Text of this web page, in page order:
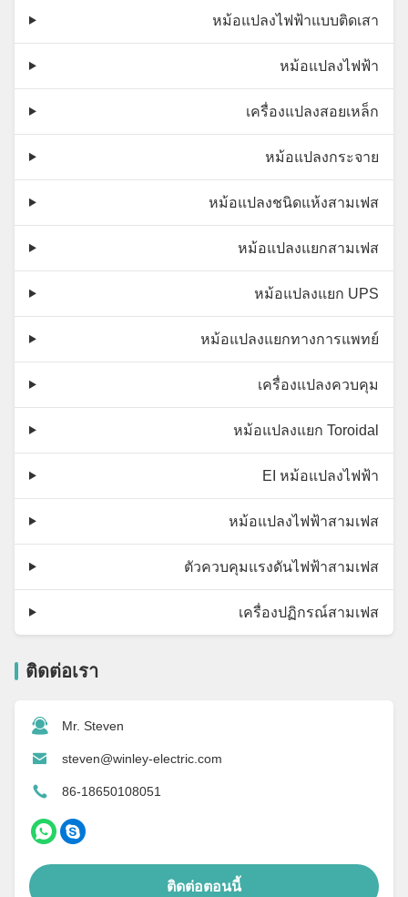
หม้อแปลงไฟฟ้าแบบติดเสา
หม้อแปลงไฟฟ้า
เครื่องแปลงสอยเหล็ก
หม้อแปลงกระจาย
หม้อแปลงชนิดแห้งสามเฟส
หม้อแปลงแยกสามเฟส
หม้อแปลงแยก UPS
หม้อแปลงแยกทางการแพทย์
เครื่องแปลงควบคุม
หม้อแปลงแยก Toroidal
EI หม้อแปลงไฟฟ้า
หม้อแปลงไฟฟ้าสามเฟส
ตัวควบคุมแรงดันไฟฟ้าสามเฟส
เครื่องปฏิกรณ์สามเฟส
ติดต่อเรา
Mr. Steven
steven@winley-electric.com
86-18650108051
ติดต่อตอนนี้